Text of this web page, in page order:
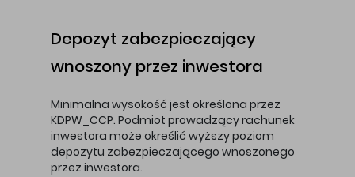
Depozyt zabezpieczający
wnoszony przez inwestora
Minimalna wysokość jest określona przez
KDPW_CCP. Podmiot prowadzący rachunek
inwestora może określić wyższy poziom
depozytu zabezpieczającego wnoszonego
przez inwestora.